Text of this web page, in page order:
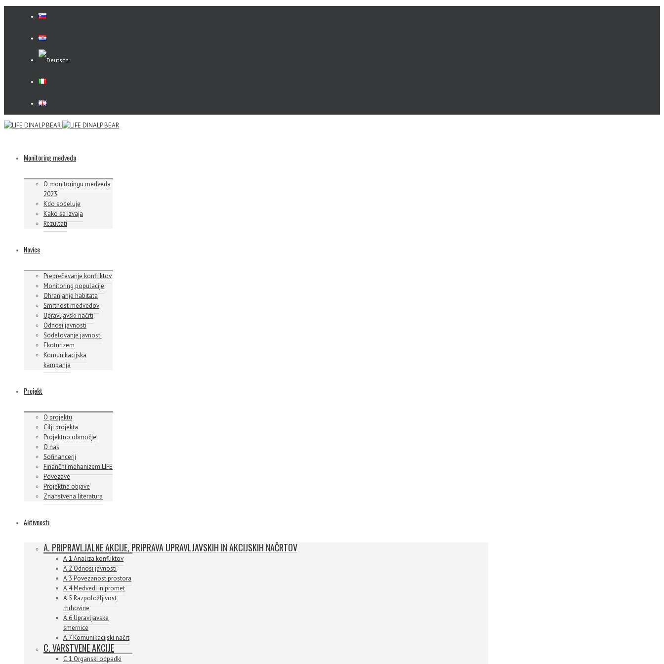
Monitoring medveda
O monitoringu medveda
2023
Kdo sodeluje
Kako se izvaja
Rezultati
Novice
Preprečevanje konfliktov
Monitoring populacije
Ohranjanje habitata
Smrtnost medvedov
Upravljavski načrti
Odnosi javnosti
Sodelovanje javnosti
Ekoturizem
Komunikacijska
kampanja
Projekt
O projektu
Cilji projekta
Projektno območje
O nas
Sofinancerji
Finančni mehanizem LIFE
Povezave
Projektne objave
Znanstvena literatura
Aktivnosti
A. PRIPRAVLJALNE AKCIJE, PRIPRAVA UPRAVLJAVSKIH IN AKCIJSKIH NAČRTOV
A.1 Analiza konfliktov
A.2 Odnosi javnosti
A.3 Povezanost prostora
A.4 Medvedi in promet
A.5 Razpoložljivost
mrhovine
A.6 Upravljavske
smernice
A.7 Komunikacijski načrt
C. VARSTVENE AKCIJE
C.1 Organski odpadki